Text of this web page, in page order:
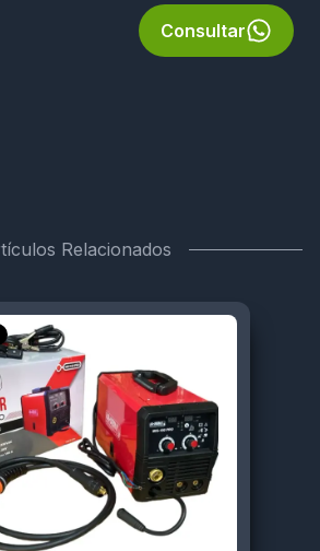
Consultar
Relacionados